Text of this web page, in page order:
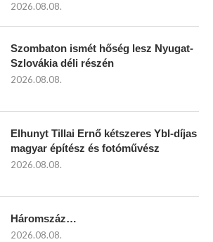
2026.08.08.
Szombaton ismét hőség lesz Nyugat-
Szlovákia déli részén
2026.08.08.
Elhunyt Tillai Ernő kétszeres Ybl-díjas
magyar építész és fotóművész
2026.08.08.
Háromszáz…
2026.08.08.